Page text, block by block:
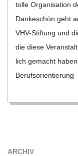
tolle Orga­ni­sa­tion
Dan­ke­schön geht
VHV-Stif­­tung und
die diese
lich gemacht
Berufs­ori­en­tie­rung
ARCHIV